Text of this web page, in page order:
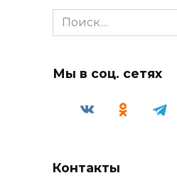
Search
for:
Мы в соц. сетях
Контакты